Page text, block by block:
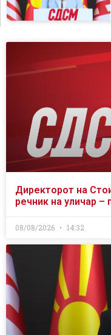
Директорот на
речник на уличар –
08/08/2026 14:32